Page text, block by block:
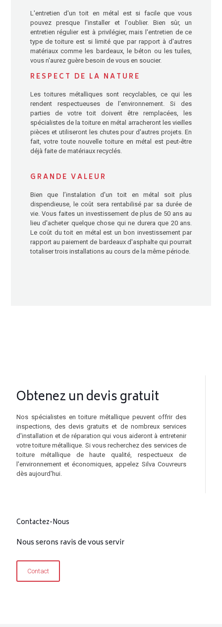
L'entretien d'un toit en métal est si facile que vous
pouvez presque l'installer et l'oublier. Bien sûr, un
entretien régulier est à privilégier, mais l'entretien de ce
type de toiture est si limité que par rapport à d'autres
matériaux comme les bardeaux, le béton ou les tuiles,
vous n'aurez guère besoin de vous en soucier.
RESPECT DE LA NATURE
Les toitures métalliques sont recyclables, ce qui les
rendent respectueuses de l'environnement. Si des
parties de votre toit doivent être remplacées, les
spécialistes de la toiture en métal arracheront les vieilles
pièces et utiliseront les chutes pour d'autres projets. En
fait, votre toute nouvelle toiture en métal est peut-être
déjà faite de matériaux recyclés.
GRANDE VALEUR
Bien que l’instalation d'un toit en métal soit plus
dispendieuse, le coût sera rentabilisé par sa durée de
vie. Vous faites un investissement de plus de 50 ans au
lieu d'acheter quelque chose qui ne durera que 20 ans.
Le coût du toit en métal est un bon investissement par
rapport au paiement de bardeaux d'asphalte qui pourrait
totaliser trois installations au cours de la même période.
Obtenez un devis gratuit
Nos spécialistes en toiture métallique peuvent offrir des
inspections, des devis gratuits et de nombreux services
d'installation et de réparation qui vous aideront à entretenir
votre toiture métallique. Si vous recherchez des services de
toiture métallique de haute qualité, respectueux de
l'environnement et économiques, appelez Silva Couvreurs
dès aujourd'hui.
Contactez-Nous
Nous serons ravis de vous servir
Contact